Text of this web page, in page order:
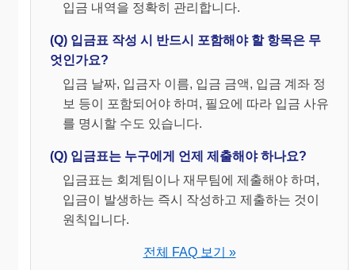
입금 내역을 정확히 관리합니다.
(Q) 입금표 작성 시 반드시 포함해야 할 항목은 무
엇인가요?
입금 날짜, 입금자 이름, 입금 금액, 입금 계좌 정
보 등이 포함되어야 하며, 필요에 따라 입금 사유
를 명시할 수도 있습니다.
(Q) 입금표는 누구에게 언제 제출해야 하나요?
입금표는 회계팀이나 재무팀에 제출해야 하며,
입금이 발생하는 즉시 작성하고 제출하는 것이
원칙입니다.
전체 FAQ 보기 »